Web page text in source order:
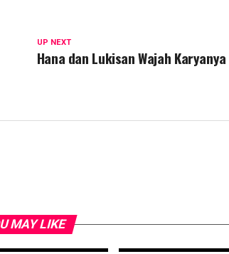
UP NEXT
Hana dan Lukisan Wajah Karyanya
MAY LIKE